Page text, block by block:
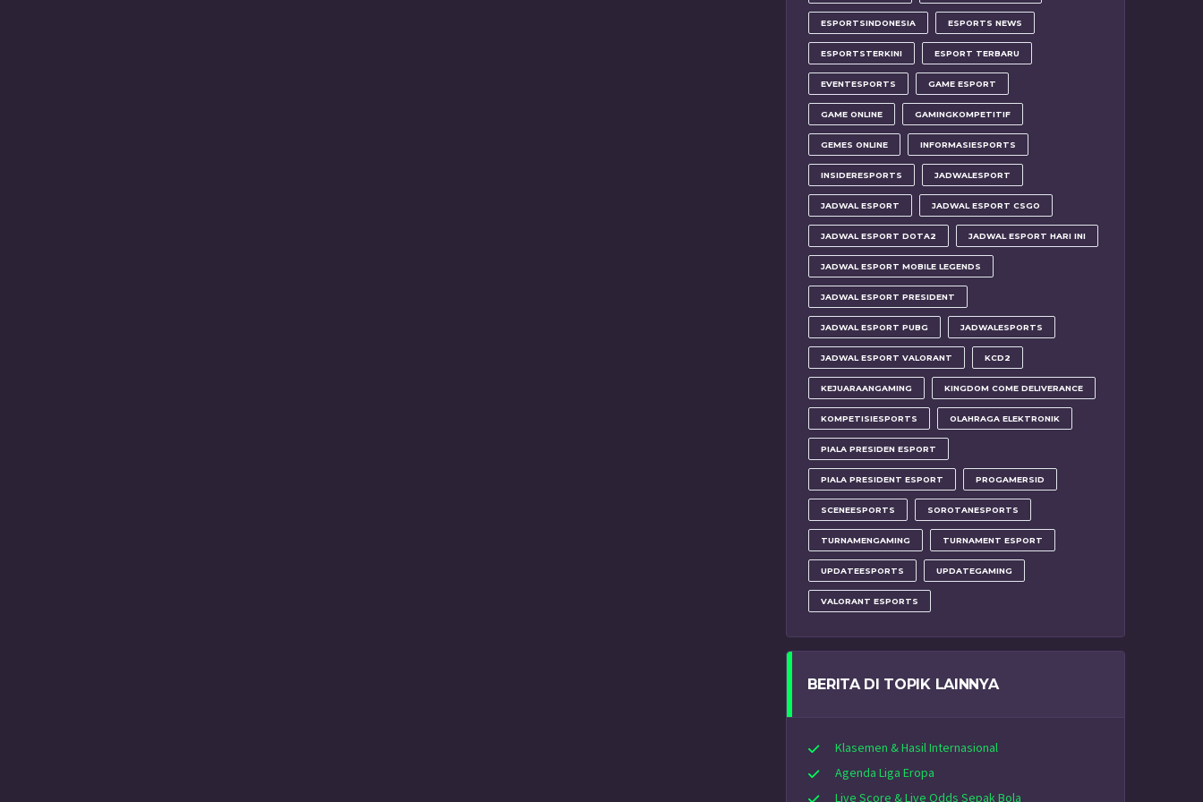
ESPORTSINDONESIA ESPORTS NEWS
ESPORTSTERKINI ESPORT TERBARU
EVENTESPORTS GAME ESPORT
GAME ONLINE GAMINGKOMPETITIF
GEMES ONLINE INFORMASIESPORTS
INSIDERESPORTS JADWALESPORT
JADWAL ESPORT JADWAL ESPORT CSGO
JADWAL ESPORT DOTA2 JADWAL ESPORT HARI INI
JADWAL ESPORT MOBILE LEGENDS
JADWAL ESPORT PRESIDENT
JADWAL ESPORT PUBG JADWALESPORTS
JADWAL ESPORT VALORANT KCD2
KEJUARAANGAMING KINGDOM COME DELIVERANCE
KOMPETISIESPORTS OLAHRAGA ELEKTRONIK
PIALA PRESIDEN ESPORT
PIALA PRESIDENT ESPORT PROGAMERSID
SCENEESPORTS SOROTANESPORTS
TURNAMENGAMING TURNAMENT ESPORT
UPDATEESPORTS UPDATEGAMING
VALORANT ESPORTS
BERITA DI TOPIK LAINNYA
Klasemen & Hasil Internasional
Agenda Liga Eropa
Live Score & Live Odds Sepak Bola